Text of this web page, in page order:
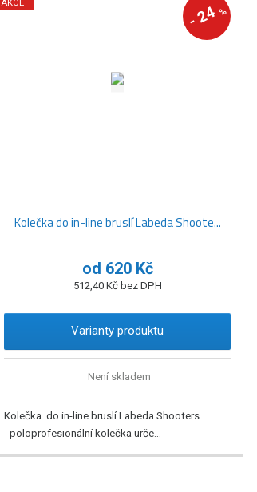
-
24%
AKCE
Kolečka do in-line bruslí Labeda Shoote...
od 620 Kč
512,40 Kč bez DPH
Varianty produktu
Není skladem
Kolečka do in-line bruslí Labeda Shooters
- poloprofesionální kolečka urče...